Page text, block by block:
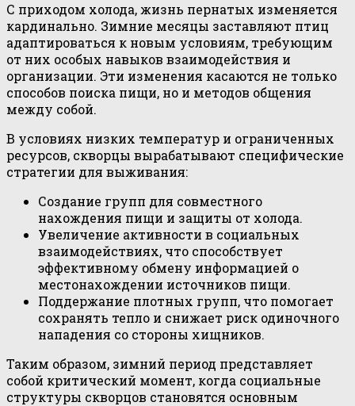
С приходом холода, жизнь пернатых изменяется
кардинально. Зимние месяцы заставляют птиц
адаптироваться к новым условиям, требующим
от них особых навыков взаимодействия и
организации. Эти изменения касаются не только
способов поиска пищи, но и методов общения
между собой.
В условиях низких температур и ограниченных
ресурсов, скворцы вырабатывают специфические
стратегии для выживания:
Создание групп для совместного
нахождения пищи и защиты от холода.
Увеличение активности в социальных
взаимодействиях, что способствует
эффективному обмену информацией о
местонахождении источников пищи.
Поддержание плотных групп, что помогает
сохранять тепло и снижает риск одиночного
нападения со стороны хищников.
Таким образом, зимний период представляет
собой критический момент, когда социальные
структуры скворцов становятся основным